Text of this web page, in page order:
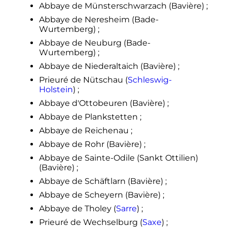
Abbaye de Münsterschwarzach (Bavière) ;
Abbaye de Neresheim (Bade-
Wurtemberg) ;
Abbaye de Neuburg (Bade-
Wurtemberg) ;
Abbaye de Niederaltaich (Bavière) ;
Prieuré de Nütschau (Schleswig-
Holstein) ;
Abbaye d'Ottobeuren (Bavière) ;
Abbaye de Plankstetten ;
Abbaye de Reichenau ;
Abbaye de Rohr (Bavière) ;
Abbaye de Sainte-Odile (Sankt Ottilien)
(Bavière) ;
Abbaye de Schäftlarn (Bavière) ;
Abbaye de Scheyern (Bavière) ;
Abbaye de Tholey (Sarre) ;
Prieuré de Wechselburg (Saxe) ;